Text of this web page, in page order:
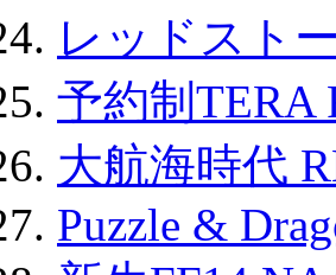
レッドスト
予約制TERA
大航海時代
Puzzle &